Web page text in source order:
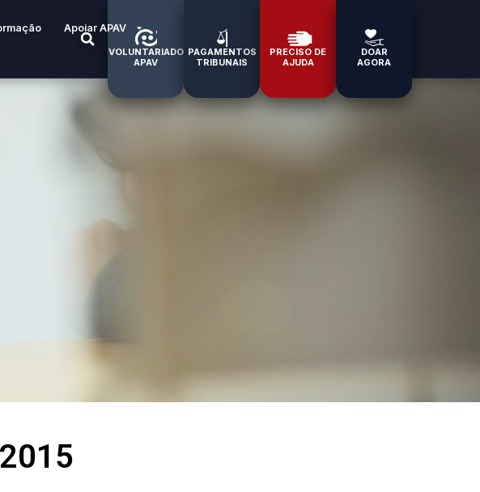
Apoiar APAV
VOLUNTARIADO
APAV
PAGAMENTOS
TRIBUNAIS
PRECISO DE
AJUDA
DOAR
AGORA